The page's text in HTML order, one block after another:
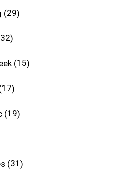
29
32
15
17
19
31